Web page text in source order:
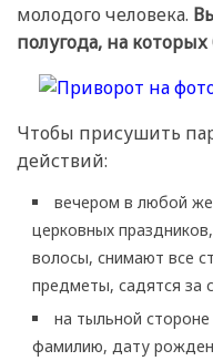
молодого человека.
полугода, на
Чтобы присушить
действий:
вечером в любой
церковных
волосы, снимают все
предметы, садятся за
на тыльной
фамилию, дату